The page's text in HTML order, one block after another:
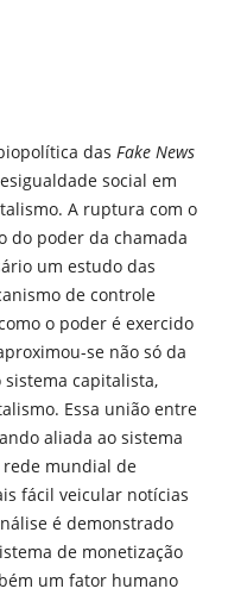
das Fake News
social em
A ruptura com o
do poder da chamada
um estudo das
de controle
o poder é exercido
se não só da
capitalista,
Essa união entre
aliada ao sistema
mundial de
fácil veicular notícias
é demonstrado
de monetização
um fator humano